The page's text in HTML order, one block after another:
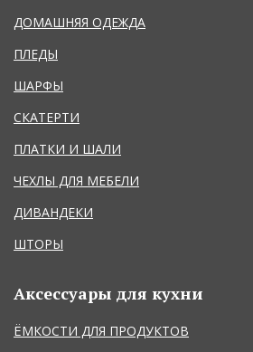
ДОМАШНЯЯ ОДЕЖДА
ПЛЕДЫ
ШАРФЫ
СКАТЕРТИ
ПЛАТКИ И ШАЛИ
ЧЕХЛЫ ДЛЯ МЕБЕЛИ
ДИВАНДЕКИ
ШТОРЫ
Аксессуары для кухни
ЁМКОСТИ ДЛЯ ПРОДУКТОВ